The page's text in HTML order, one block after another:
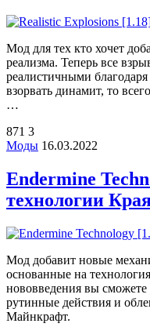
Мод для тех кто хочет
реализма. Теперь все
реалистичными
взорвать динамит, то
…
871 3
Моды 16.03.2022
Endermine
технологии
Мод добавит новые
основанные на
нововведения вы сможете
рутинные действия и
Майнкрафт.